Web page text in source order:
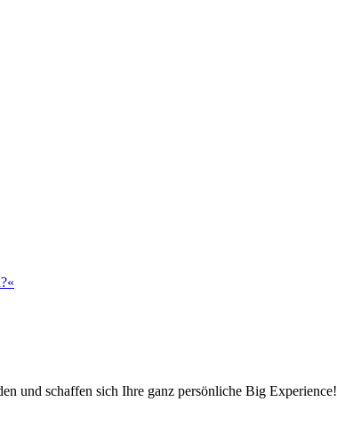
und schaffen sich Ihre ganz persönliche Big Experience!